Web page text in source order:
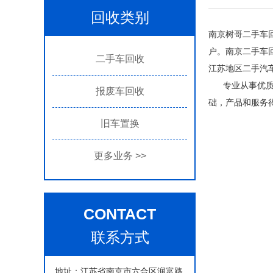
回收类别
二手车回收
报废车回收
旧车置换
更多业务 >>
CONTACT
联系方式
南京树哥二手车
户。南京二手车
江苏地区二手汽
专业从事优质
础，产品和服务